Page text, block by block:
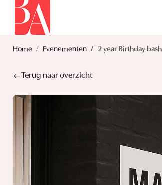
Home Evenementen 2 year Birthday bash
Terug naar overzicht